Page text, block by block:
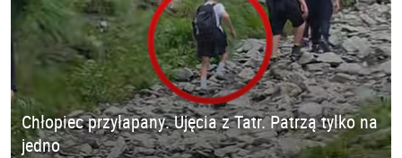
Chłopiec przyłapany. Ujęcia z Tatr. Patrzą tylko na
jedno